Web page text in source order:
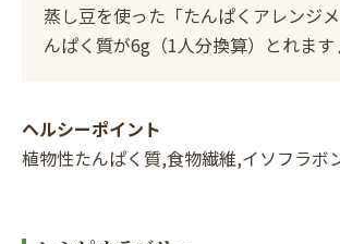
蒸し豆を使った「たんぱくアレンジ
んぱく質が6g（1人分換算）とれま
ヘルシーポイント
植物性たんぱく質,食物繊維,イソフラボ